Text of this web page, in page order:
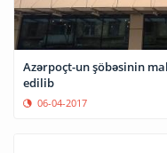
Azərpoçt-un şöbəsinin
edilib
06-04-2017